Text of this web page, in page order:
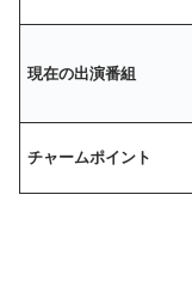
現在の出演番組
チャームポイント